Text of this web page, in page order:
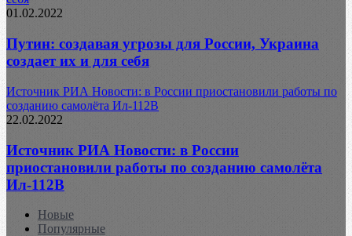
01.02.2022
Путин: создавая угрозы для России, Украина
создает их и для себя
Источник РИА Новости: в России приостановили работы по
созданию самолёта Ил-112В
22.02.2022
Источник РИА Новости: в России
приостановили работы по созданию самолёта
Ил-112В
Новые
Популярные